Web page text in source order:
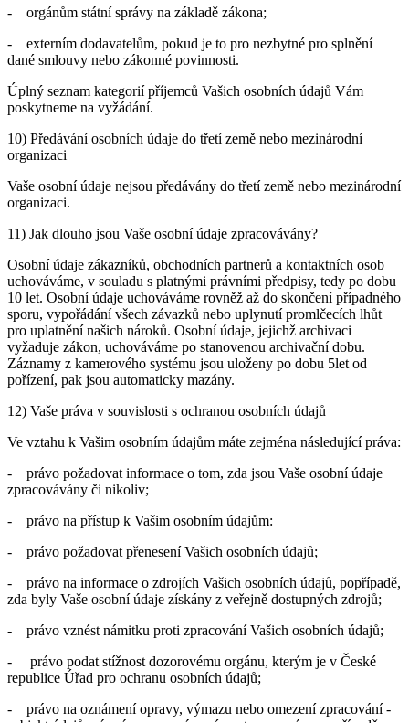
- orgánům státní správy na základě zákona;
- externím dodavatelům, pokud je to pro nezbytné pro splnění
dané smlouvy nebo zákonné povinnosti.
Úplný seznam kategorií příjemců Vašich osobních údajů Vám
poskytneme na vyžádání.
10) Předávání osobních údaje do třetí země nebo mezinárodní
organizaci
Vaše osobní údaje nejsou předávány do třetí země nebo mezinárodní
organizaci.
11) Jak dlouho jsou Vaše osobní údaje zpracovávány?
Osobní údaje zákazníků, obchodních partnerů a kontaktních osob
uchováváme, v souladu s platnými právními předpisy, tedy po dobu
10 let. Osobní údaje uchováváme rovněž až do skončení případného
sporu, vypořádání všech závazků nebo uplynutí promlčecích lhůt
pro uplatnění našich nároků. Osobní údaje, jejichž archivaci
vyžaduje zákon, uchováváme po stanovenou archivační dobu.
Záznamy z kamerového systému jsou uloženy po dobu 5let od
pořízení, pak jsou automaticky mazány.
12) Vaše práva v souvislosti s ochranou osobních údajů
Ve vztahu k Vašim osobním údajům máte zejména následující práva:
- právo požadovat informace o tom, zda jsou Vaše osobní údaje
zpracovávány či nikoliv;
- právo na přístup k Vašim osobním údajům:
- právo požadovat přenesení Vašich osobních údajů;
- právo na informace o zdrojích Vašich osobních údajů, popřípadě,
zda byly Vaše osobní údaje získány z veřejně dostupných zdrojů;
- právo vznést námitku proti zpracování Vašich osobních údajů;
- právo podat stížnost dozorovému orgánu, kterým je v České
republice Úřad pro ochranu osobních údajů;
- právo na oznámení opravy, výmazu nebo omezení zpracování -